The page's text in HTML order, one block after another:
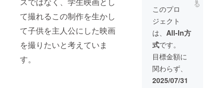
て撮れるこの制作を生かし
て子供を主人公にした映画
を撮りたいと考えていま
す。
（デジ
タル）
です。
数十枚
を想定
してい
ます。
▷脚本
につい
て 当映
画の脚
くださ
い。 ▷
クリア
ファイ
ルにつ
いて 映
画内に
登場す
るなか
じま廃
校水族
（ニッ
クネー
ム）を
掲載し
ます。
・掲載
方法：
文字の
み、ロ
ゴ／バ
ナーの
ム）を
掲載し
ます。
・掲載
方法：
文字、
ロゴ
（掲載
可） ※
ロゴを
掲載希
る
このプロ
ジェクト
は、 All-In方
式です。
目標金額に
関わらず、
2025/07/31